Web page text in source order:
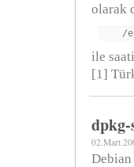
olarak
/
ile
[1]
dpkg-